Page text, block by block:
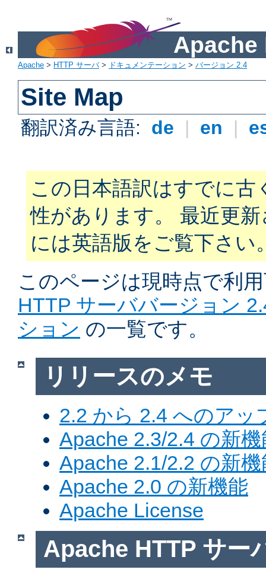
Apache
Apache > HTTP サーバ> ドキュメンテーション > バージョン 2.4
Site Map
翻訳済み言語: de | en |
この日本語訳はすでに古
性があります。 最近更
には英語版をご覧下さい
このページは現時点で利
HTTP サーババージョン
ション の一覧です。
リリースのメモ
2.2 から 2.4 へのアッ
Apache 2.3/2.4 の新機
Apache 2.1/2.2 の新機
Apache 2.0 の新機能
Apache License
Apache HTTP サー